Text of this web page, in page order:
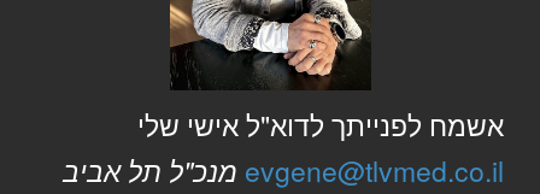
אשמח לפנייתך לדוא"ל אישי שלי
evgene@tlvmed.co.il מנכ"ל תל אביב